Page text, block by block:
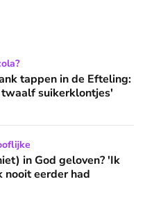
Efteling: 'Een beker
tappen in de Efteling:
suikerklontjes'
'Ik voelde iets wat
in God geloven? 'Ik
eerder had